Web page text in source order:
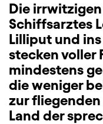
Die irrwitzigen
Schiffsarztes
Lilliput und ins
stecken voller
mindestens
die weniger
zur fliegenden
Land der